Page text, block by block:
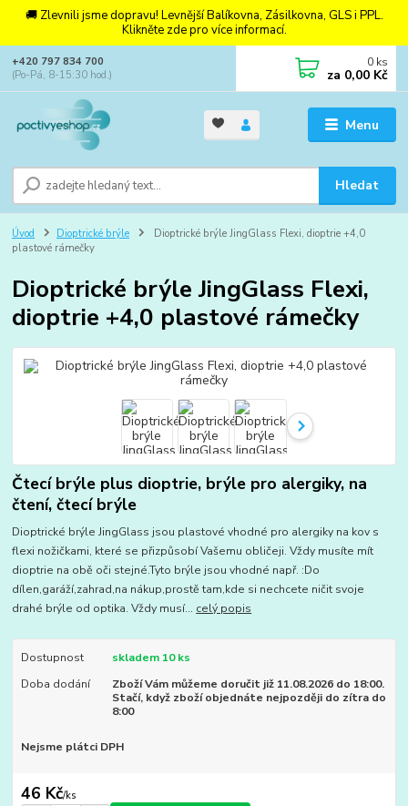
🚚 Zlevnili jsme dopravu! Levnější Balíkovna, Zásilkovna, GLS i PPL.
Klikněte zde pro více informací.
Menu
Hledat
+420 797 834 700
(Po-Pá, 8-15:30 hod.)
0 ks
za 0,00 Kč
Úvod Dioptrické brýle
Dioptrické brýle JingGlass Flexi, dioptrie +4,0
plastové rámečky
Dioptrické brýle JingGlass Flexi,
dioptrie +4,0 plastové rámečky
Čtecí brýle plus dioptrie, brýle pro alergiky, na
čtení, čtecí brýle
Dioptrické brýle JingGlass jsou plastové vhodné pro alergiky na kov s
flexi nožičkami, které se přizpůsobí Vašemu obličeji. Vždy musíte mít
dioptrie na obě oči stejné.Tyto brýle jsou vhodné např. :Do
dílen,garáží,zahrad,na nákup,prostě tam,kde si nechcete ničit svoje
drahé brýle od optika. Vždy musí... celý popis
Dostupnost
skladem 10 ks
Doba dodání
Zboží Vám můžeme doručit již 11.08.2026 do 18:00.
Stačí, když zboží objednáte nejpozději do zítra do
8:00
Nejsme plátci DPH
46 Kč/ks